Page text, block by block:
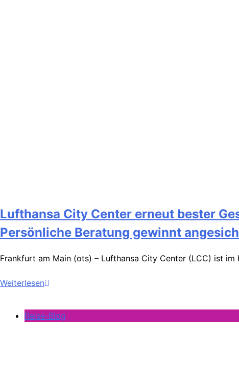
Lufthansa City Center erneut bester
Persönliche Beratung gewinnt
Frankfurt am Main (ots) – Lufthansa City Center (LCC) ist
Weiterlesen
Reise-Blog